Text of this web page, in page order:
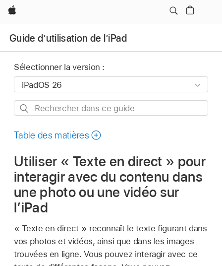
Apple
Guide d’utilisation de l’iPad
Sélectionner la version :
Rechercher
ce
Table des matières
Utiliser « Texte en direct » pour
interagir avec du contenu dans
une photo ou une vidéo sur
l’iPad
« Texte en direct » reconnaît le texte figurant dans
vos photos et vidéos, ainsi que dans les images
trouvées en ligne. Vous pouvez interagir avec ce